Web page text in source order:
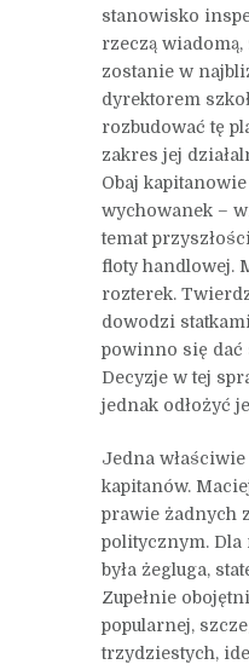
stanowisko
rzeczą
zostanie w
dyrektorem
rozbudować tę
zakres jej
Obaj
wychowanek –
temat
floty handlowej.
rozterek.
dowodzi
powinno się dać
Decyzje w tej
jednak odłożyć
Jedna
kapitanów.
prawie żadnych
politycznym. Dla
była żegluga,
Zupełnie
popularnej,
trzydziestych,